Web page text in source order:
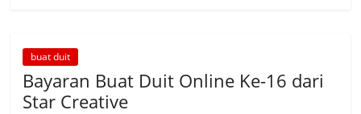
buat duit
Bayaran Buat Duit Online Ke-16 dari
Star Creative